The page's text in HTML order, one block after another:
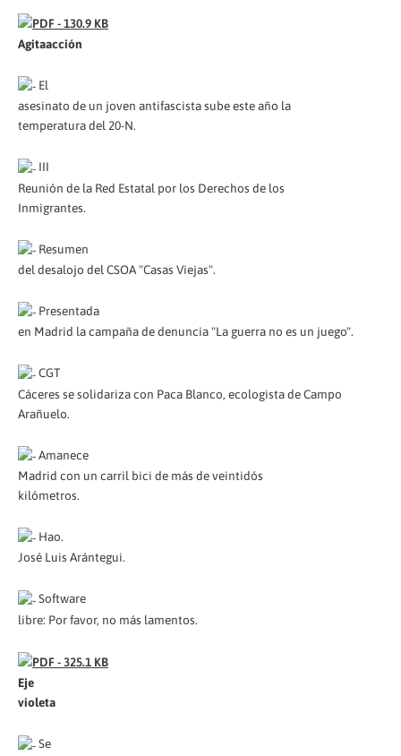
Agitaacción
El
asesinato de un joven antifascista sube este año la
temperatura del 20-N.
III
Reunión de la Red Estatal por los Derechos de los
Inmigrantes.
Resumen
del desalojo del CSOA "Casas Viejas".
Presentada
en Madrid la campaña de denuncia "La guerra no es un juego".
CGT
Cáceres se solidariza con Paca Blanco, ecologista de Campo
Arañuelo.
Amanece
Madrid con un carril bici de más de veintidós
kilómetros.
Hao.
José Luis Arántegui.
Software
libre: Por favor, no más lamentos.
Eje
violeta
Se